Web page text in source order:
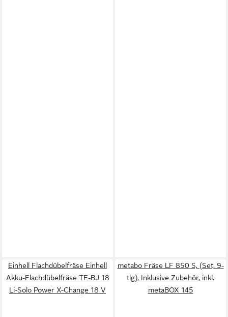
Einhell Flachdübelfräse Einhell
Akku-Flachdübelfräse TE-BJ 18
Li-Solo Power X-Change 18 V
metabo Fräse LF 850 S, (Set, 9-
tlg), Inklusive Zubehör, inkl.
metaBOX 145